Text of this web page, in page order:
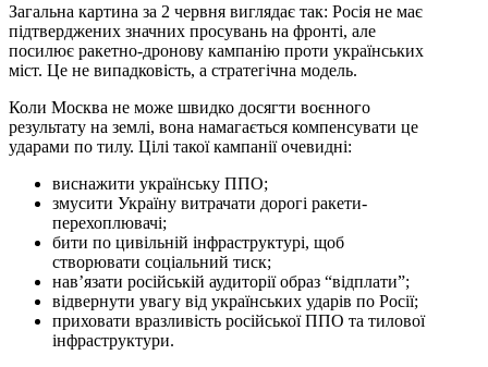
Загальна картина за 2 червня виглядає так: Росія не має
підтверджених значних просувань на фронті, але
посилює ракетно-дронову кампанію проти українських
міст. Це не випадковість, а стратегічна модель.
Коли Москва не може швидко досягти воєнного
результату на землі, вона намагається компенсувати це
ударами по тилу. Цілі такої кампанії очевидні:
виснажити українську ППО;
змусити Україну витрачати дорогі ракети-
перехоплювачі;
бити по цивільній інфраструктурі, щоб
створювати соціальний тиск;
нав’язати російській аудиторії образ “відплати”;
відвернути увагу від українських ударів по Росії;
приховати вразливість російської ППО та тилової
інфраструктури.